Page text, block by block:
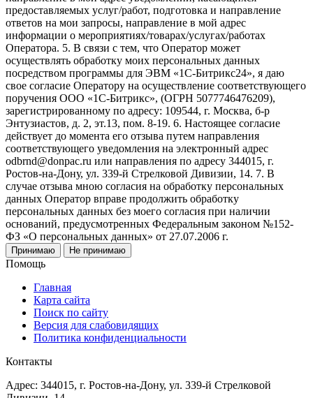
предоставляемых услуг/работ, подготовка и направление
ответов на мои запросы, направление в мой адрес
информации о мероприятиях/товарах/услугах/работах
Оператора. 5. В связи с тем, что Оператор может
осуществлять обработку моих персональных данных
посредством программы для ЭВМ «1С-Битрикс24», я даю
свое согласие Оператору на осуществление соответствующего
поручения ООО «1С-Битрикс», (ОГРН 5077746476209),
зарегистрированному по адресу: 109544, г. Москва, б-р
Энтузиастов, д. 2, эт.13, пом. 8-19. 6. Настоящее согласие
действует до момента его отзыва путем направления
соответствующего уведомления на электронный адрес
odbrnd@donpac.ru или направления по адресу 344015, г.
Ростов-на-Дону, ул. 339-й Стрелковой Дивизии, 14. 7. В
случае отзыва мною согласия на обработку персональных
данных Оператор вправе продолжить обработку
персональных данных без моего согласия при наличии
оснований, предусмотренных Федеральным законом №152-
ФЗ «О персональных данных» от 27.07.2006 г.
Принимаю Не принимаю
Помощь
Главная
Карта сайта
Поиск по сайту
Версия для слабовидящих
Политика конфиденциальности
Контакты
Адрес: 344015, г. Ростов-на-Дону, ул. 339-й Стрелковой